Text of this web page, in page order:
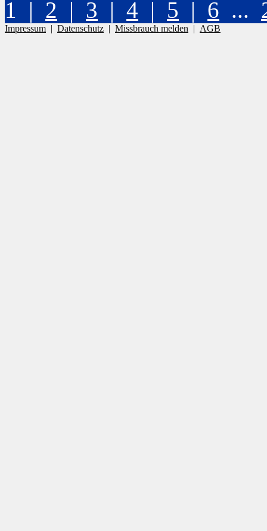
1 | 2 | 3 | 4 | 5 | 6 ...
Impressum | Datenschutz | Missbrauch melden | AGB